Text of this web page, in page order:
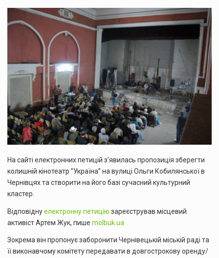
На сайті електронних петицій з’явилась пропозиція зберегти
колишній кінотеатр ”Україна” на вулиці Ольги Кобилянської в
Чернівцях та створити на його базі сучасний культурний
кластер.
Відповіднуелектронну петицію зареєстрував місцевий
активіст Артем Жук, пише molbuk.ua
Зокрема він пропонує заборонити Чернівецькій міській раді та
її виконавчому комітету передавати в довгострокову оренду/